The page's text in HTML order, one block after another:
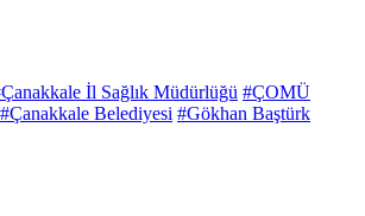
İl Sağlık Müdürlüğü #ÇOMÜ
#Çanakkale Belediyesi #Gökhan Baştürk